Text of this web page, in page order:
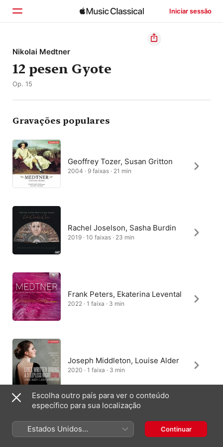
Iniciar sessão
Início
Explorar
Nikolai Medtner
12 pesen Gyote
Op. 15
Gravações populares
Geoffrey Tozer, Susan Gritton
2004 · 9 faixas · 21 min
Rachel Joselson, Sasha Burdin
2019 · 10 faixas · 23 min
Frank Peters, Ekaterina Levental
2022 · 1 faixa · 3 min
Joseph Middleton, Louise Alder
2020 · 1 faixa · 3 min
Jonathan Ware, Ludwig
Mittelhammer
Escolha outro país para ver o conteúdo
específico para sua localização
Estados Unidos
(Português Brasil)
Continuar